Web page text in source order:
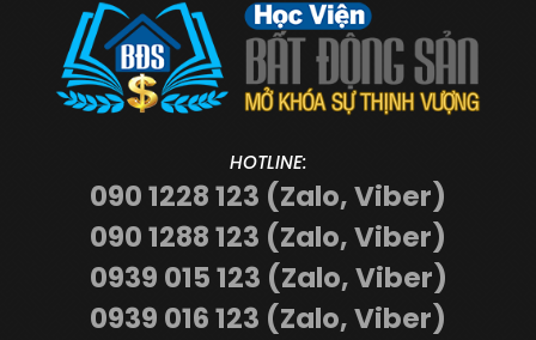
HOTLINE:
090 1228 123 (Zalo, Viber)
090 1288 123 (Zalo, Viber)
0939 015 123 (Zalo, Viber)
0939 016 123 (Zalo, Viber)